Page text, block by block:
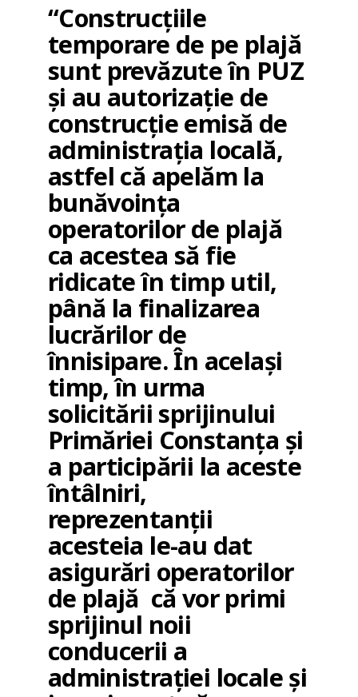
“Construcțiile
temporare de pe plajă
sunt prevăzute în PUZ
și au autorizație de
construcție emisă de
administrația locală,
astfel că apelăm la
bunăvoința
operatorilor de plajă
ca acestea să fie
ridicate în timp util,
până la finalizarea
lucrărilor de
înnisipare. În același
timp, în urma
solicitării sprijinului
Primăriei Constanța și
a participării la aceste
întâlniri,
reprezentanții
acesteia le-au dat
asigurări operatorilor
de plajă că vor primi
sprijinul noii
conducerii a
administrației locale și